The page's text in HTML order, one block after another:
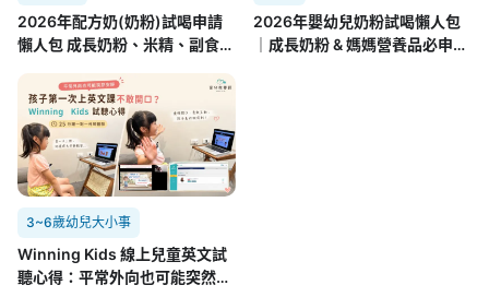
2026年配方奶(奶粉)試喝申請
懶人包 成長奶粉、米精、副食品
2026年嬰幼兒奶粉試喝懶人包
｜成長奶粉 & 媽媽營養品必申請
3~6歲幼兒大小事
Winning Kids 線上兒童英文試
聽心得：平常外向也可能突然不